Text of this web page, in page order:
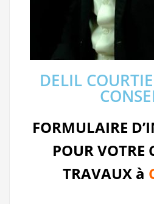
DELIL
FORMULAIRE
POUR VOTRE
TRAVAUX à